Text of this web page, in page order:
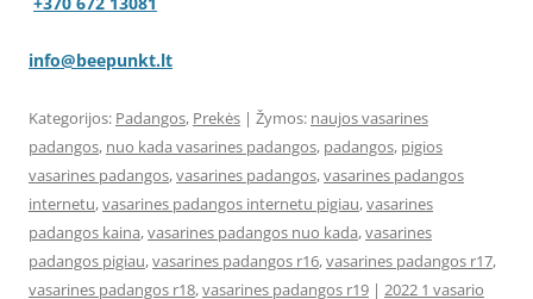
info@beepunkt.lt
Kategorijos: Padangos, Prekės | Žymos: naujos vasarines
padangos, nuo kada vasarines padangos, padangos, pigios
vasarines padangos,vasarines padangos,vasarines padangos
internetu,vasarines padangos internetu pigiau,vasarines
padangos kaina,vasarines padangos nuo kada,vasarines
padangos pigiau,vasarines padangos r16,vasarines padangos r17,
vasarines padangos r18,vasarines padangos r19 | 2022 1 vasario